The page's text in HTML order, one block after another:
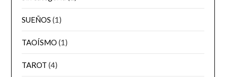
SUEÑOS (1)
TAOÍSMO (1)
TAROT (4)